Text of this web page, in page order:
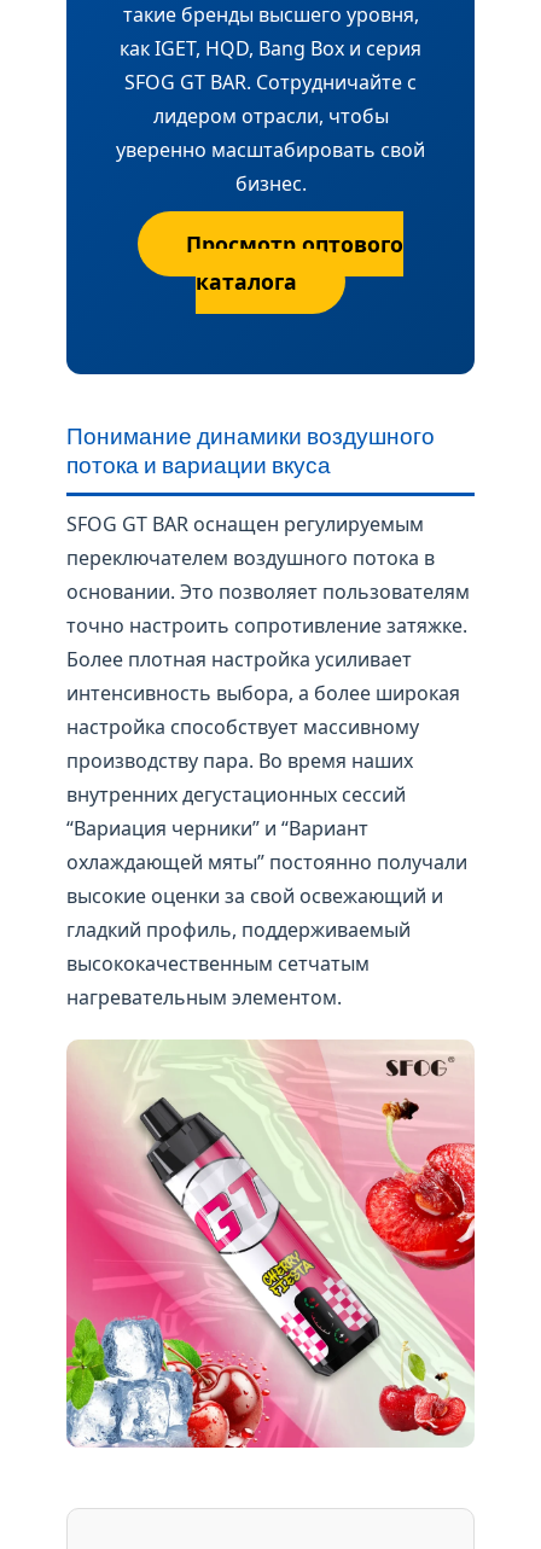
такие бренды высшего уровня,
как IGET, HQD, Bang Box и серия
SFOG GT BAR. Сотрудничайте с
лидером отрасли, чтобы
уверенно масштабировать свой
бизнес.
Просмотр оптового
каталога
Понимание динамики воздушного
потока и вариации вкуса
SFOG GT BAR оснащен регулируемым
переключателем воздушного потока в
основании. Это позволяет пользователям
точно настроить сопротивление затяжке.
Более плотная настройка усиливает
интенсивность выбора, а более широкая
настройка способствует массивному
производству пара. Во время наших
внутренних дегустационных сессий
“Вариация черники” и “Вариант
охлаждающей мяты” постоянно получали
высокие оценки за свой освежающий и
гладкий профиль, поддерживаемый
высококачественным сетчатым
нагревательным элементом.